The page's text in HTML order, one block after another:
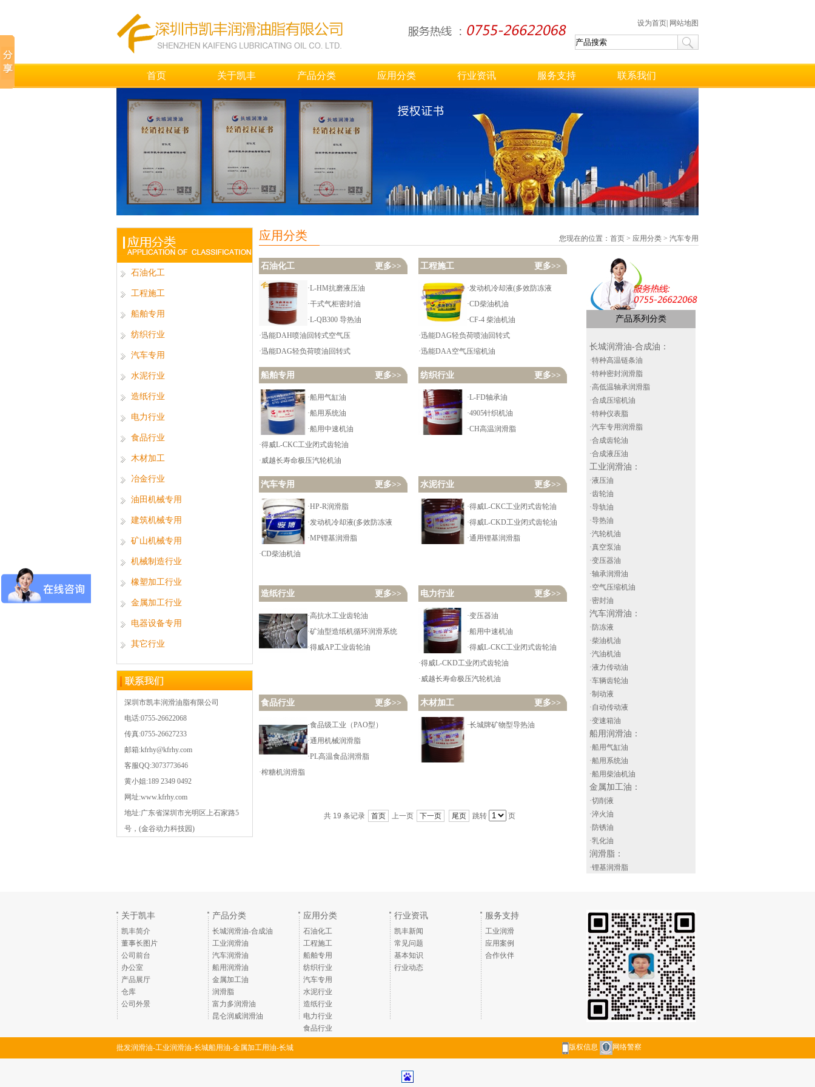
设为首页 网站地图
首页 关于凯丰 产品分类 应用分类 行业资讯 服务支持 联系我们
石油化工
工程施工
船舶专用
纺织行业
汽车专用
水泥行业
造纸行业
电力行业
食品行业
木材加工
冶金行业
油田机械专用
建筑机械专用
矿山机械专用
机械制造行业
橡塑加工行业
金属加工行业
电器设备专用
其它行业
深圳市凯丰润滑油脂有限公司
电话:0755-26622068
传真:0755-26627233
邮箱:kfrhy@kfrhy.com
客服QQ:3073773646
黄小姐:189 2349 0492
网址:www.kfrhy.com
地址:广东省深圳市光明区上石家路5
号，(金谷动力科技园)
应用分类 您现在的位置： 首页 > 应用分类 > 汽车专用
石油化工 更多>>
·L-HM抗磨液压油
·干式气柜密封油
·L-QB300 导热油
·迅能DAH喷油回转式空气压
·迅能DAG轻负荷喷油回转式
工程施工 更多>>
·发动机冷却液(多效防冻液
·CD柴油机油
·CF-4 柴油机油
·迅能DAG轻负荷喷油回转式
·迅能DAA空气压缩机油
船舶专用 更多>>
·船用气缸油
·船用系统油
·船用中速机油
·得威L-CKC工业闭式齿轮油
·威越长寿命极压汽轮机油
纺织行业 更多>>
·L-FD轴承油
·4905针织机油
·CH高温润滑脂
汽车专用 更多>>
·HP-R润滑脂
·发动机冷却液(多效防冻液
·MP锂基润滑脂
·CD柴油机油
水泥行业 更多>>
·得威L-CKC工业闭式齿轮油
·得威L-CKD工业闭式齿轮油
·通用锂基润滑脂
造纸行业 更多>>
·高抗水工业齿轮油
·矿油型造纸机循环润滑系统
·得威AP工业齿轮油
电力行业 更多>>
·变压器油
·船用中速机油
·得威L-CKC工业闭式齿轮油
·得威L-CKD工业闭式齿轮油
·威越长寿命极压汽轮机油
食品行业 更多>>
·食品级工业（PAO型）
·通用机械润滑脂
·PL高温食品润滑脂
·榨糖机润滑脂
木材加工 更多>>
·长城牌矿物型导热油
共 19 条记录 首页 上一页 下一页 尾页 跳转 页
产品系列分类
长城润滑油-合成油 ：
·特种高温链条油
·特种密封润滑脂
·高低温轴承润滑脂
·合成压缩机油
·特种仪表脂
·汽车专用润滑脂
·合成齿轮油
·合成液压油
工业润滑油 ：
·液压油
·齿轮油
·导轨油
·导热油
·汽轮机油
·真空泵油
·变压器油
·轴承润滑油
·空气压缩机油
·密封油
汽车润滑油 ：
·防冻液
·柴油机油
·汽油机油
·液力传动油
·车辆齿轮油
·制动液
·自动传动液
·变速箱油
船用润滑油 ：
·船用气缸油
·船用系统油
·船用柴油机油
金属加工油 ：
·切削液
·淬火油
·防锈油
·乳化油
润滑脂 ：
·锂基润滑脂
富力多润滑油 ：
昆仑润威润滑油：
关于凯丰
凯丰简介
董事长图片
公司前台
办公室
产品展厅
仓库
公司外景
产品分类
长城润滑油-合成油
工业润滑油
汽车润滑油
船用润滑油
金属加工油
润滑脂
富力多润滑油
昆仑润威润滑油
应用分类
石油化工
工程施工
船舶专用
纺织行业
汽车专用
水泥行业
造纸行业
电力行业
食品行业
行业资讯
凯丰新闻
常见问题
基本知识
行业动态
服务支持
工业润滑
应用案例
合作伙伴
批发润滑油-工业润滑油-长城船用油-金属加工用油-长城 版权信息 网络警察